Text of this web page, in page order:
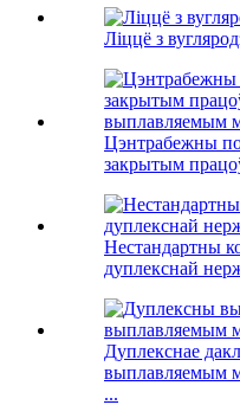
Ліццё з
Цэнтрабежны
закрытым
Нестандартны
дуплекснай
Дуплекснае
выплавляемым
...